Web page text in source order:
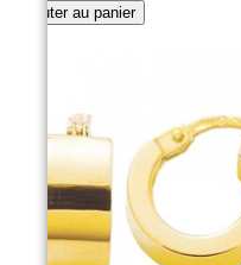
Ajouter au panier